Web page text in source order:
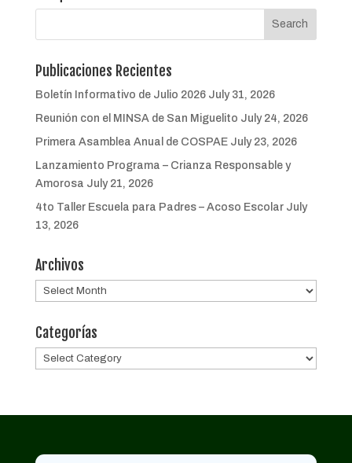
Publicaciones Recientes
Boletín Informativo de Julio 2026 July 31, 2026
Reunión con el MINSA de San Miguelito July 24, 2026
Primera Asamblea Anual de COSPAE July 23, 2026
Lanzamiento Programa – Crianza Responsable y
Amorosa July 21, 2026
4to Taller Escuela para Padres – Acoso Escolar July
13, 2026
Archivos
Archivos
Categorías
Categorías